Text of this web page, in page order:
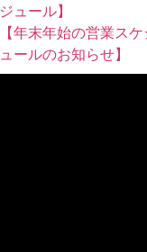
ジュール】
【年末年始の営業スケ
ュールのお知らせ】